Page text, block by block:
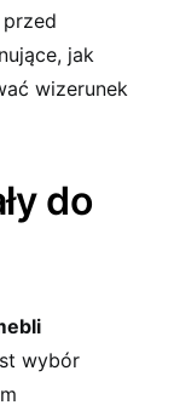
jak
‌wizerunek
do
wybór